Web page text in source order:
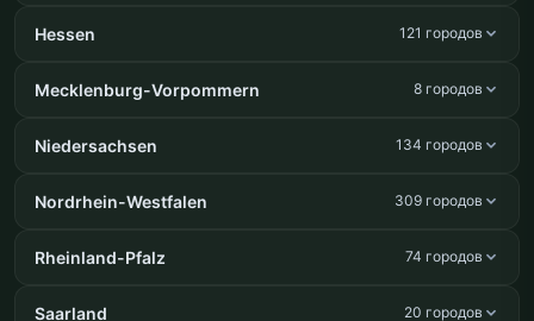
Hessen 121 городов
Mecklenburg-Vorpommern 8 городов
Niedersachsen 134 городов
Nordrhein-Westfalen 309 городов
Rheinland-Pfalz 74 городов
Saarland 20 городов